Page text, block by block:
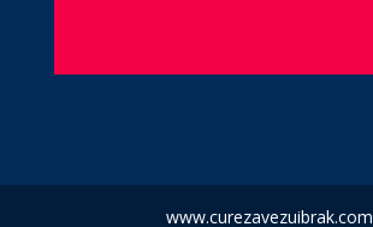
www.curezavezuibrak.com